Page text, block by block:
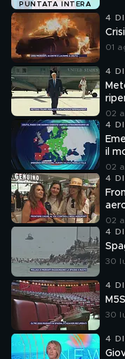
PUNTATA INTERA
4 DI
01
4 DI
02
4 DI
il
02
4 DI
02
4 DI
30
4 DI
30
4 DI